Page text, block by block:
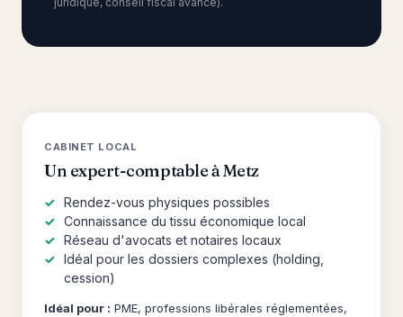
CABINET LOCAL
Un expert-comptable à Metz
Rendez-vous physiques possibles
Connaissance du tissu économique local
Réseau d'avocats et notaires locaux
Idéal pour les dossiers complexes (holding,
cession)
Idéal pour : PME, professions libérales réglementées,